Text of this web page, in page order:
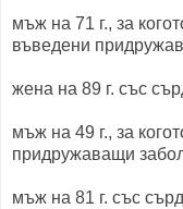
мъж на 71 г., за
въведени
жена на 89 г. със
мъж на 49 г., за
придружаващи
мъж на 81 г. със